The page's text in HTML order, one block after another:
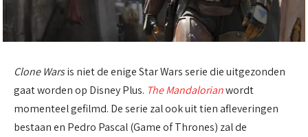
Clone Warsis niet de enige Star Wars serie die uitgezonden
gaat worden op Disney Plus. The Mandalorianwordt
momenteel gefilmd. De serie zal ook uit tien afleveringen
bestaan en Pedro Pascal (Game of Thrones) zal de